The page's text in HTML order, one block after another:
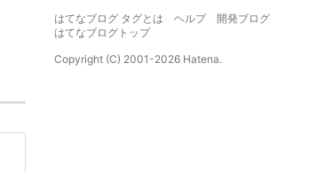
はてなブログ タグとは
ヘルプ
開発ブログ
はてなブログトップ
Copyright (C) 2001-2026 Hatena.